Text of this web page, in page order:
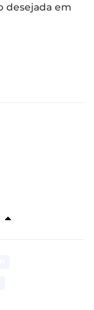
desejada em